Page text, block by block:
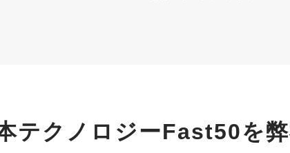
テクノロジーFast50を